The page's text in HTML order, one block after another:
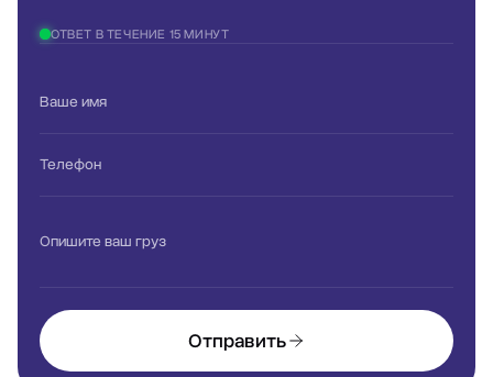
ОТВЕТ В ТЕЧЕНИЕ 15 МИНУТ
Ваше имя
Телефон
Опишите ваш груз
Отправить